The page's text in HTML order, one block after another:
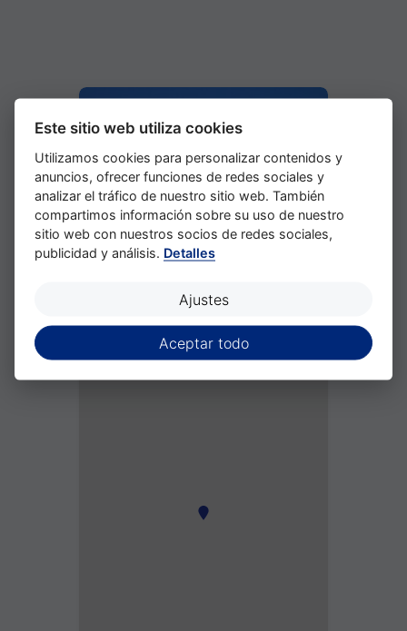
Este sitio web utiliza cookies
Utilizamos cookies para personalizar contenidos y
anuncios, ofrecer funciones de redes sociales y
analizar el tráfico de nuestro sitio web. También
compartimos información sobre su uso de nuestro
sitio web con nuestros socios de redes sociales,
publicidad y análisis. Detalles
Ajustes
Aceptar todo